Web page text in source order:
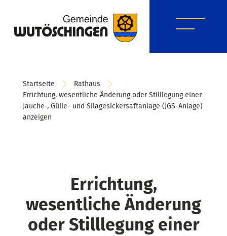
Startseite
Rathaus
Errichtung, wesentliche Änderung oder Stilllegung einer
Jauche-, Gülle- und Silagesickersaftanlage (JGS-Anlage)
anzeigen
Errichtung,
wesentliche Änderung
oder Stilllegung einer